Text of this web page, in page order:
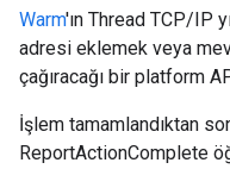
Warm'ın Thread TCP/IP
adresi eklemek veya
çağıracağı bir platform
İşlem tamamlandıktan
ReportActionComplete